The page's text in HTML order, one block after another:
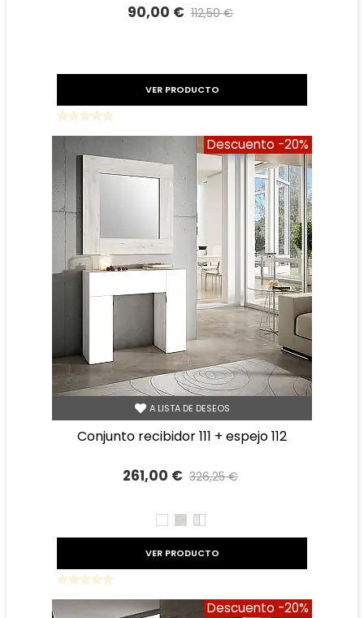
90,00 € 112,50 €
VER PRODUCTO
Descuento -20%
A LISTA DE DESEOS
conjunto recibidor 111 + espejo 112
261,00 € 326,25 €
BLANCO
TIBETTIBET
VER PRODUCTO
Descuento -20%